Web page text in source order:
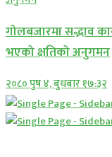
गोलबजारमा सद्भाव
भएको क्षतिको अनुगमन
२०८० पुष ४, बुधबार १७:३२